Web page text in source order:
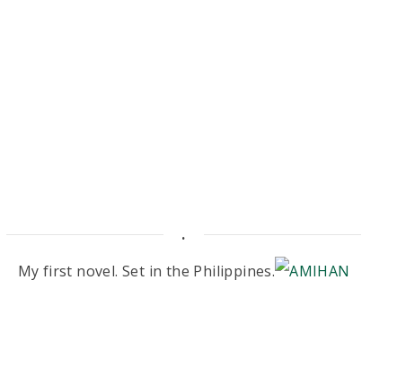
.
My first novel. Set in the Philippines.